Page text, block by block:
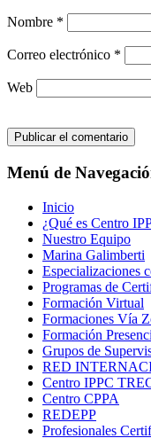
Nombre *
Correo electrónico *
Web
Menú de
Inicio
¿Qué es Centro
Nuestro Equipo
Marina Galimberti
Especializaciones
Programas de
Formación Virtual
Formaciones Vía
Formación
Grupos de
RED
Centro IPPC
Centro CPPA
REDEPP
Profesionales